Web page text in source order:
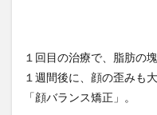
１回目の治療で、脂肪の
１週間後に、顔の歪みも
「顔バランス矯正」。